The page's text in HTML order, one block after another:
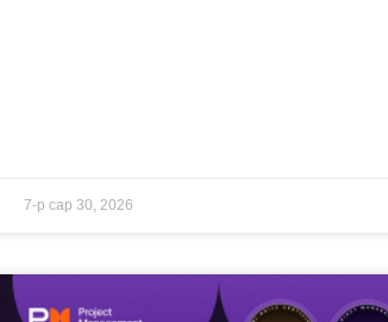
7-р сар 30, 2026